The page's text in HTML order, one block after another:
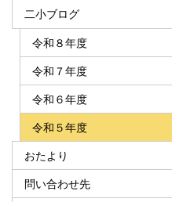
二小ブログ
令和８年度
令和７年度
令和６年度
令和５年度
おたより
問い合わせ先